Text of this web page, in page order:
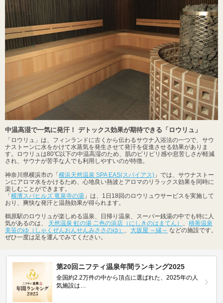
中温高湿で一気に発汗！ デトックス効果が期待できる「ロウリュ」
「ロウリュ」は、フィンランドに古くから伝わるサウナ入浴法の一つで、サウ
ナストーンに水をかけて水蒸気を発生させて発汗を促進させる効果がありま
す。ロウリュは80℃以下の中温高湿のため、肌のピリピリ感や息苦しさが軽減
され、サウナが苦手な人でも利用しやすいのが特徴。
神奈川県横浜市の「 横浜天然温泉 SPA EAS(スパイアス) 」では、サウナストー
ンにアロマ水をかけるため、心地良い熱波とアロマのリラックス効果を同時に
楽しむことができます。
「 横濱スパヒルズ 竜泉寺の湯 」は、1日18回のロウリュウサービスを実施して
おり、爽快な発汗と温熱効果が得られます。
鶴原駅のロウリュが楽しめる温泉、日帰り温泉、スーパー銭湯の中でも特に人
気があるのは、 天然温泉 虹の湯 二色の浜店（にしきのはまてん） 、 積善温泉
美笹のゆ（しゃくぜんおんせんみささのゆ） 、 大坂屋 ～縁～ などの施設です。
ぜひ一度は足を運んでみてください。
第20回ニフティ温泉年間ランキング2025
全国約2.2万件の中から頂点に選ばれた、2025年の人
気施設は…